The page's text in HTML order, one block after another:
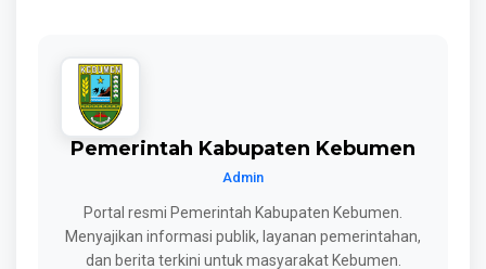
Pemerintah Kabupaten Kebumen
Admin
Portal resmi Pemerintah Kabupaten Kebumen.
Menyajikan informasi publik, layanan pemerintahan,
dan berita terkini untuk masyarakat Kebumen.